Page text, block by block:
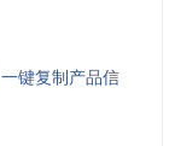
一键复制产品信